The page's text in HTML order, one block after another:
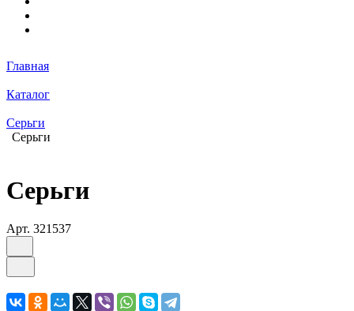
Главная
Каталог
Серьги
Серьги
Серьги
Арт. 321537